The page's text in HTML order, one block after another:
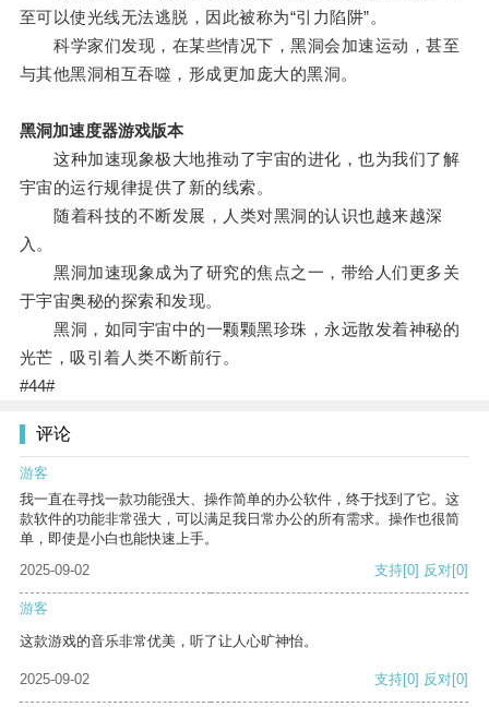
至可以使光线无法逃脱，因此被称为“引力陷阱”。
科学家们发现，在某些情况下，黑洞会加速运动，甚至
与其他黑洞相互吞噬，形成更加庞大的黑洞。
黑洞加速度器游戏版本
这种加速现象极大地推动了宇宙的进化，也为我们了解
宇宙的运行规律提供了新的线索。
随着科技的不断发展，人类对黑洞的认识也越来越深
入。
黑洞加速现象成为了研究的焦点之一，带给人们更多关
于宇宙奥秘的探索和发现。
黑洞，如同宇宙中的一颗颗黑珍珠，永远散发着神秘的
光芒，吸引着人类不断前行。
#44#
评论
游客
我一直在寻找一款功能强大、操作简单的办公软件，终于找到了它。这
款软件的功能非常强大，可以满足我日常办公的所有需求。操作也很简
单，即使是小白也能快速上手。
2025-09-02
支持[0] 反对[0]
游客
这款游戏的音乐非常优美，听了让人心旷神怡。
2025-09-02 支持[0] 反对[0]